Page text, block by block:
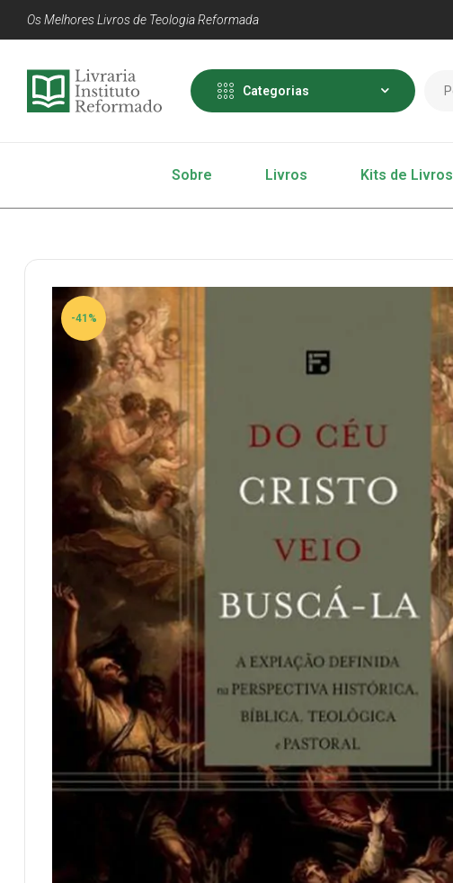
Os Melhores Livros de Teologia Reformada
Categorias
Sobre Livros Kits de Livros
-41%